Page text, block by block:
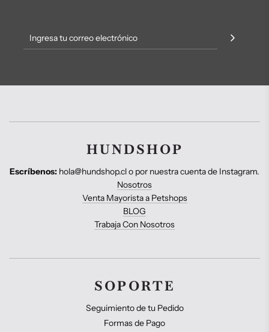
HUNDSHOP
Escríbenos: hola@hundshop.cl o por nuestra cuenta de Instagram.
Nosotros
Venta Mayorista a Petshops
BLOG
Trabaja Con Nosotros
SOPORTE
Seguimiento de tu Pedido
Formas de Pago